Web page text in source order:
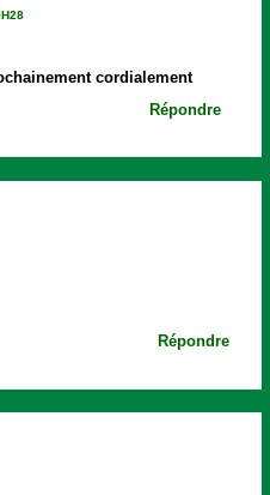
cordialement
Répondre
Répondre